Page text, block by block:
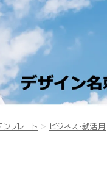
ンプレート ビジネス・就活用